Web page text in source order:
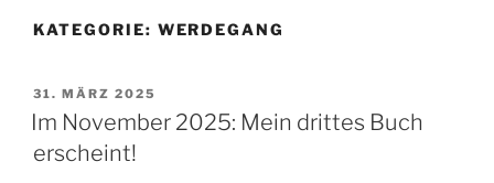
KATEGORIE: WERDEGANG
VERÖFFENTLICHT
AM
31. MÄRZ 2025
Im November 2025: Mein drittes Buch
erscheint!